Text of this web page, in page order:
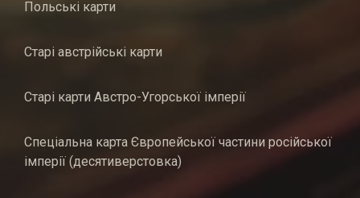
Польські карти
Старі австрійські карти
Старі карти Австро-Угорської імперії
Спеціальна карта Європейської частини російської
імперії (десятиверстовка)